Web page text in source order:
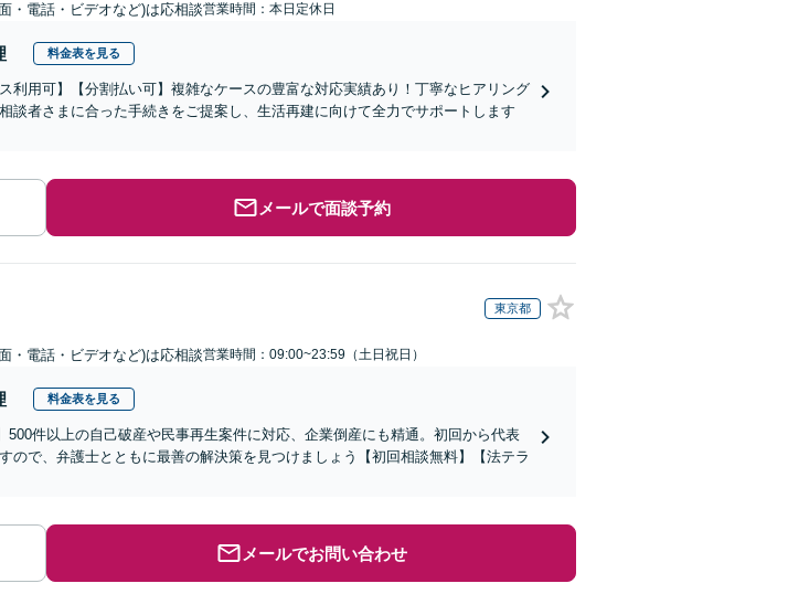
・電話・ビデオなど)は応相談営業時間：本日定休日
料金表を見る
利用可】【分割払い可】複雑なケースの豊富な対応実績あり！丁寧なヒアリング
談者さまに合った手続きをご提案し、生活再建に向けて全力でサポートします
メールで面談予約
東京都
・電話・ビデオなど)は応相談営業時間：09:00~23:59（土日祝日）
料金表を見る
500件以上の自己破産や民事再生案件に対応、企業倒産にも精通。初回から代表
ので、弁護士とともに最善の解決策を見つけましょう【初回相談無料】【法テラ
メールでお問い合わせ